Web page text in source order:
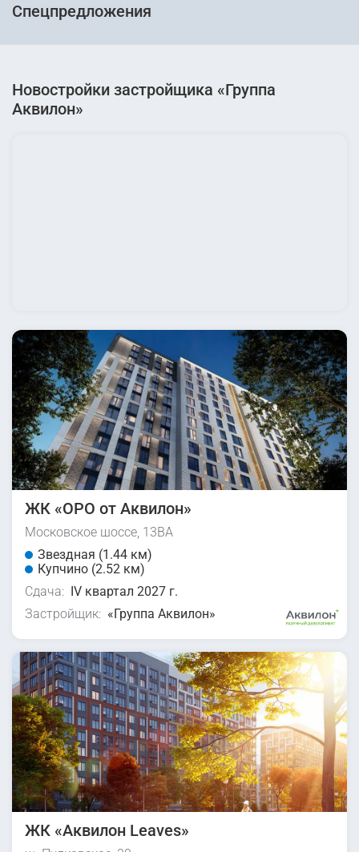
Спецпредложения
Новостройки застройщика «Группа
Аквилон»
ЖК «ОРО от Аквилон»
Московское шоссе, 13ВА
Звездная (1.44 км)
Купчино (2.52 км)
Сдача: IV квартал 2027 г.
Застройщик: «Группа Аквилон»
ЖК «Аквилон Leaves»